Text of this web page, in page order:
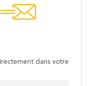
dans votre